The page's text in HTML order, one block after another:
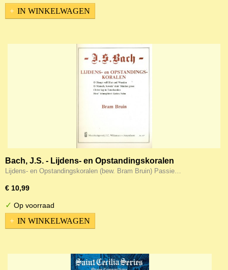
IN WINKELWAGEN
Bach, J.S. - Lijdens- en Opstandingskoralen
Lijdens- en Opstandingskoralen (bew. Bram Bruin) Passie…
€ 10,99
✓ Op voorraad
IN WINKELWAGEN